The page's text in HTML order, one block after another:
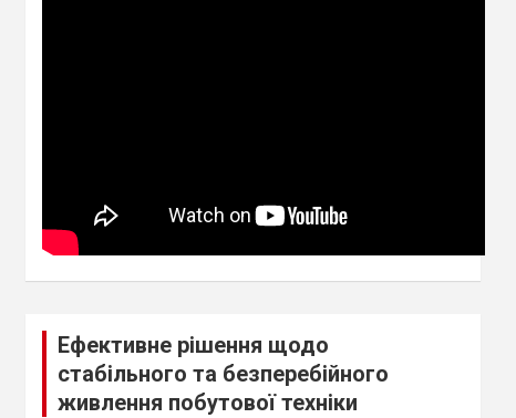
Ефективне рішення щодо
стабільного та безперебійного
живлення побутової техніки